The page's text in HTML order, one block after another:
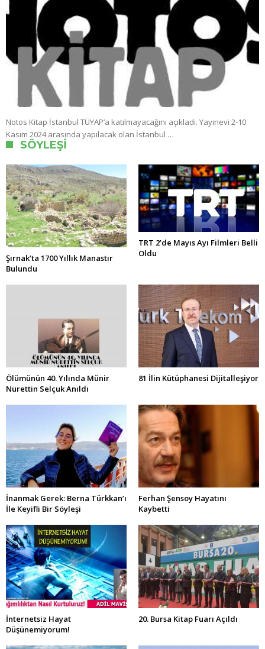
Notos Kitap İstanbul TÜYAP’a katılmayacağını açıkladı. Yayınevi 2-10
Kasım 2024 arasında yapılacak olan İstanbul …
SÖYLEŞI
Şırnak’ta 1700 Yıllık Manastır
Bulundu
TRT 2’de Mayıs Ayı Filmleri Belli
Oldu
Ölümünün 40. Yılında Münir
Nurettin Selçuk Anıldı
81 İlin Kütüphanesi Dijitalleşiyor
İnanmak Gerek: Berna Türkkan’ı
İle Keyifli Bir Söyleşi
Ferhan Şensoy Hayatını
Kaybetti
İnternetsiz Hayat
Düşünemiyorum!
20. Bursa Kitap Fuarı Açıldı